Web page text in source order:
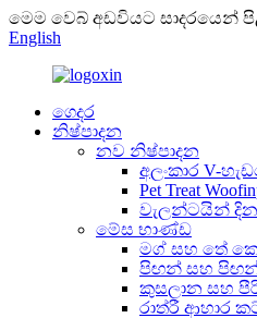
මෙම වෙබ් අඩවියට සාදරයෙන්
English
ගෙදර
නිෂ්පාදන
නව නිෂ්පාදන
අලංකාර V-
Pet Treat
වැලන්ටයින් දින
මේස භාණ්ඩ
මග් සහ තේ
පිඟන් සහ පිඟන්
කුසලාන සහ
රාත්රී ආහාර